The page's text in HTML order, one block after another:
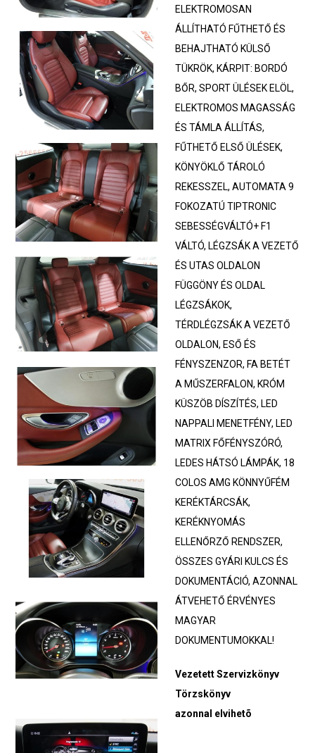
ELEKTROMOSAN
ÁLLÍTHATÓ FŰTHETŐ ÉS
BEHAJTHATÓ KÜLSŐ
TÜKRÖK, KÁRPIT: BORDÓ
BŐR, SPORT ÜLÉSEK ELÖL,
ELEKTROMOS MAGASSÁG
ÉS TÁMLA ÁLLÍTÁS,
FŰTHETŐ ELSŐ ÜLÉSEK,
KÖNYÖKLŐ TÁROLÓ
REKESSZEL, AUTOMATA 9
FOKOZATÚ TIPTRONIC
SEBESSÉGVÁLTÓ+ F1
VÁLTÓ, LÉGZSÁK A VEZETŐ
ÉS UTAS OLDALON
FÜGGÖNY ÉS OLDAL
LÉGZSÁKOK,
TÉRDLÉGZSÁK A VEZETŐ
OLDALON, ESŐ ÉS
FÉNYSZENZOR, FA BETÉT
A MŰSZERFALON, KRÓM
KÜSZÖB DÍSZÍTÉS, LED
NAPPALI MENETFÉNY, LED
MATRIX FŐFÉNYSZÓRÓ,
LEDES HÁTSÓ LÁMPÁK, 18
COLOS AMG KÖNNYŰFÉM
KERÉKTÁRCSÁK,
KERÉKNYOMÁS
ELLENŐRZŐ RENDSZER,
ÖSSZES GYÁRI KULCS ÉS
DOKUMENTÁCIÓ, AZONNAL
ÁTVEHETŐ ÉRVÉNYES
MAGYAR
DOKUMENTUMOKKAL!
Vezetett Szervizkönyv
Törzskönyv
azonnal elvihetõ